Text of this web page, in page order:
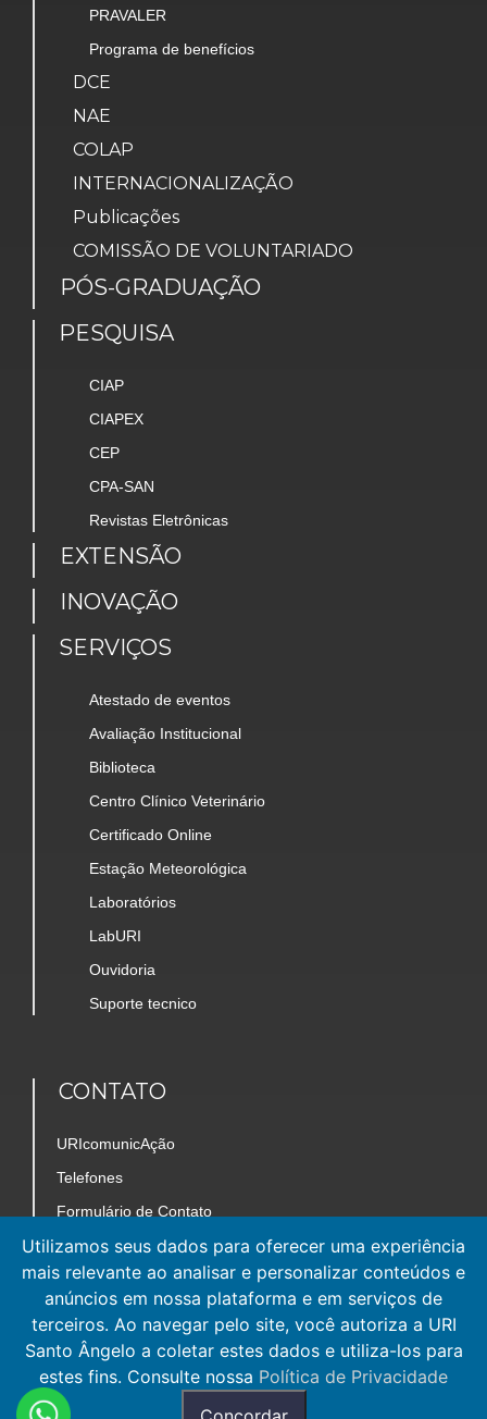
PRAVALER
Programa de benefícios
DCE
NAE
COLAP
INTERNACIONALIZAÇÃO
Publicações
COMISSÃO DE VOLUNTARIADO
PÓS-GRADUAÇÃO
PESQUISA
CIAP
CIAPEX
CEP
CPA-SAN
Revistas Eletrônicas
EXTENSÃO
INOVAÇÃO
SERVIÇOS
Atestado de eventos
Avaliação Institucional
Biblioteca
Centro Clínico Veterinário
Certificado Online
Estação Meteorológica
Laboratórios
LabURI
Ouvidoria
Suporte tecnico
CONTATO
URIcomunicAção
Telefones
Formulário de Contato
Trabalhe Conosco
Mapa do Câmpus
Utilizamos seus dados para oferecer uma experiência
mais relevante ao analisar e personalizar conteúdos e
anúncios em nossa plataforma e em serviços de
terceiros. Ao navegar pelo site, você autoriza a URI
Santo Ângelo a coletar estes dados e utiliza-los para
estes fins. Consulte nossa Política de Privacidade